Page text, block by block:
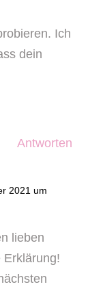
Ich
dein
Antworten
2021 um
lieben
Erklärung!